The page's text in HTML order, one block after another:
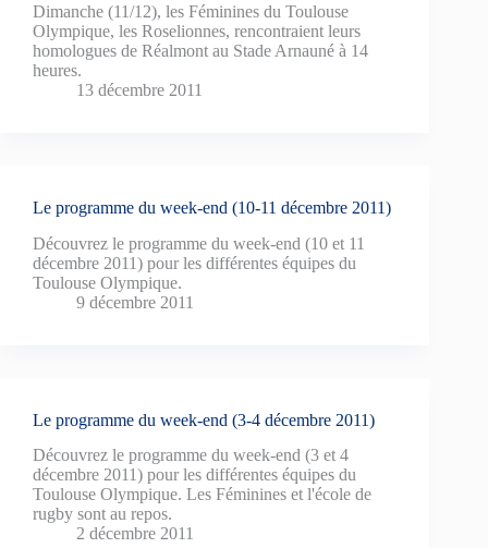
Dimanche (11/12), les Féminines du Toulouse
Olympique, les Roselionnes, rencontraient leurs
homologues de Réalmont au Stade Arnauné à 14
heures.
13 décembre 2011
Le programme du week-end (10-11 décembre 2011)
Découvrez le programme du week-end (10 et 11
décembre 2011) pour les différentes équipes du
Toulouse Olympique.
9 décembre 2011
Le programme du week-end (3-4 décembre 2011)
Découvrez le programme du week-end (3 et 4
décembre 2011) pour les différentes équipes du
Toulouse Olympique. Les Féminines et l'école de
rugby sont au repos.
2 décembre 2011